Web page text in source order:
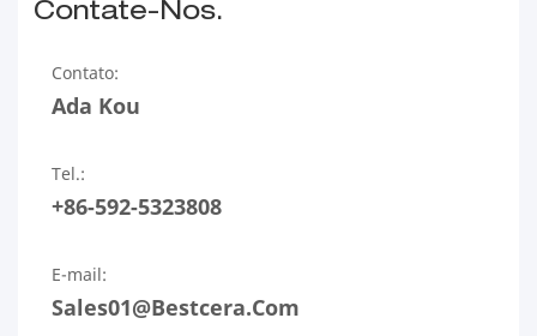
Contate-Nos.
Contato:
Ada Kou
Tel.:
+86-592-5323808
E-mail:
Sales01@bestcera.com